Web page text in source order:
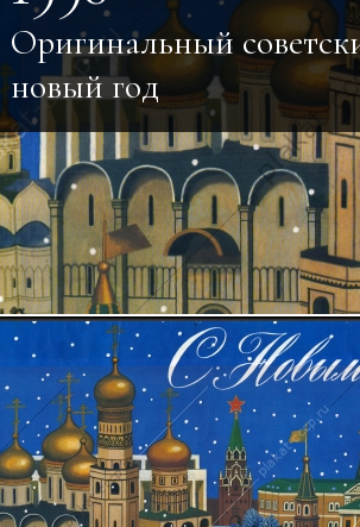
Оригинальный
новый год